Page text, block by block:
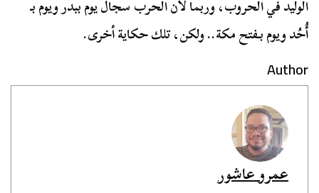
الوليد في الحروب، وربما لأن الحرب سجال يوم ببدر ويوم بـ
أُحُد ويوم بـفتح مكة.. ولكن، تلك حكاية أخرى.
Author
عمرو عاشور